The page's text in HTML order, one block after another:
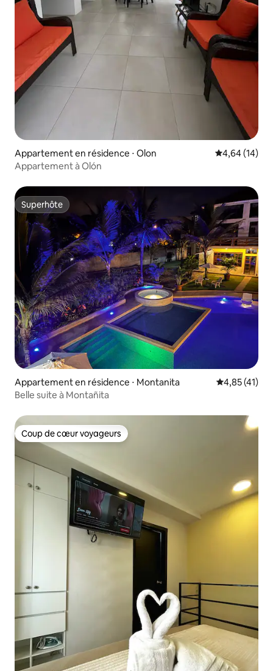
Appartement en résidence ⋅ Olon Évaluation
4,64 (14)
Appartement à Olón
Superhôte
Superhôte
Appartement en résidence ⋅ Montanita Évaluation
4,85 (41)
Belle suite à Montañita
Coup de cœur voyageurs
Coup de cœur voyageurs